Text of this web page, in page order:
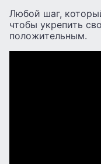
Любой шаг,
чтобы укрепить
положительным.